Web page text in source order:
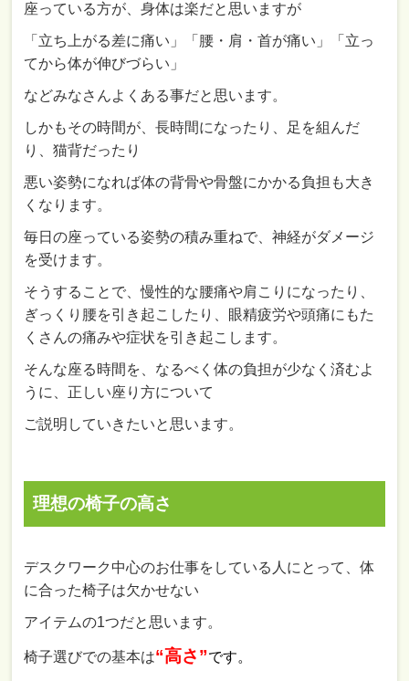
座っている方が、身体は楽だと思いますが
「立ち上がる差に痛い」「腰・肩・首が痛い」「立っ
てから体が伸びづらい」
などみなさんよくある事だと思います。
しかもその時間が、長時間になったり、足を組んだ
り、猫背だったり
悪い姿勢になれば体の背骨や骨盤にかかる負担も大き
くなります。
毎日の座っている姿勢の積み重ねで、神経がダメージ
を受けます。
そうすることで、慢性的な腰痛や肩こりになったり、
ぎっくり腰を引き起こしたり、眼精疲労や頭痛にもた
くさんの痛みや症状を引き起こします。
そんな座る時間を、なるべく体の負担が少なく済むよ
うに、正しい座り方について
ご説明していきたいと思います。
理想の椅子の高さ
デスクワーク中心のお仕事をしている人にとって、体
に合った椅子は欠かせない
アイテムの1つだと思います。
椅子選びでの基本は“高さ”です。